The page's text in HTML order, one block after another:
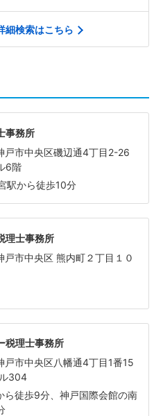
細検索はこちら
事務所
戸市中央区磯辺通4丁目2-26
6階
駅から徒歩10分
理士事務所
戸市中央区 熊内町２丁目１０
税理士事務所
戸市中央区八幡通4丁目1番15
304
ら徒歩9分、神戸国際会館の南